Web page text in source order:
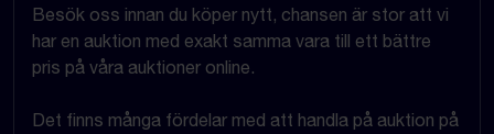
Besök oss innan du köper nytt, chansen är stor att vi
har en auktion med exakt samma vara till ett bättre
pris på våra auktioner online.
Det finns många fördelar med att handla på auktion på